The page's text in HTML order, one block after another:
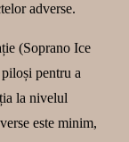
adverse.
(Soprano Ice
pentru a
la nivelul
este minim,